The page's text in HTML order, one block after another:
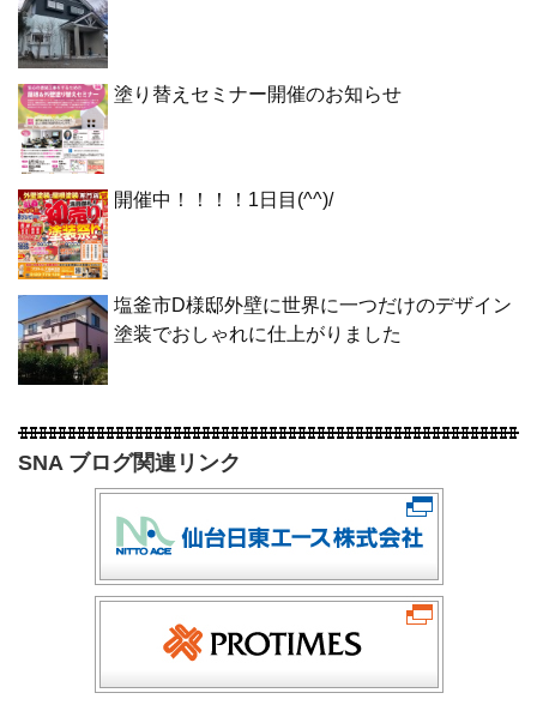
塗り替えセミナー開催のお知らせ
開催中！！！！1日目(^^)/
塩釜市D様邸外壁に世界に一つだけのデザイン
塗装でおしゃれに仕上がりました
SNA ブログ関連リンク